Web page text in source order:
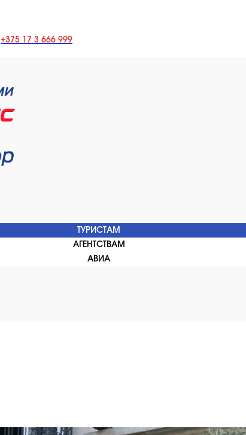
+375 17 3 666 999
ТУРИСТАМ
АГЕНТСТВАМ
АВИА